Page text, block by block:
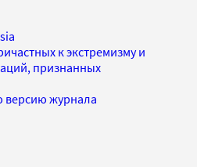
к экстремизму и
признанных
версию журнала